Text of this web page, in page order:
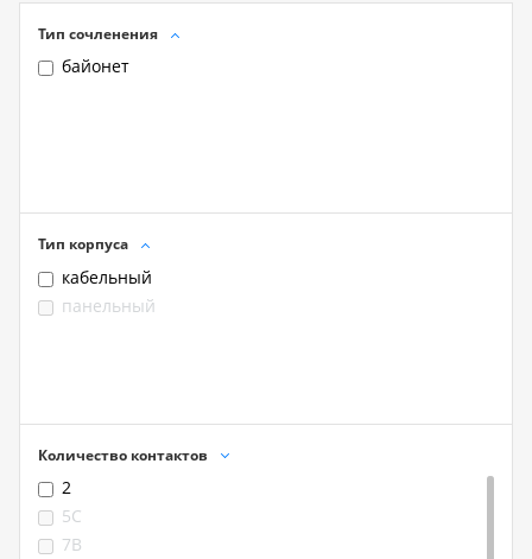
Тип сочленения
байонет
Тип корпуса
кабельный
панельный
Количество контактов
2
5C
7B